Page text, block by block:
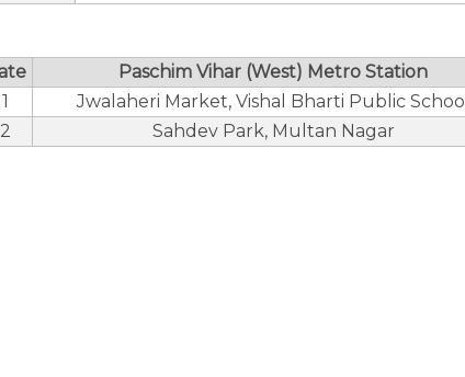
Paschim Vihar (West) Metro Station
1
Jwalaheri Market, Vishal Bharti Public School
2
Sahdev Park, Multan Nagar